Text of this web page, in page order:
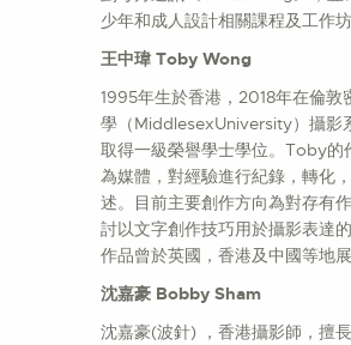
少年和成人設計相關課程及工作坊
王中瑋 Toby Wong
1995年生於香港，2018年在倫敦
學（MiddlesexUniversity）攝影
取得一級榮譽學士學位。Toby的
為媒體，對經驗進行紀錄，轉化
述。目前主要創作方向為對存有
討以文字創作技巧用於攝影表達
作品曾於英國，香港及中國等地展
沈嘉豪 Bobby Sham
沈嘉豪(波針) ，香港攝影師，擅